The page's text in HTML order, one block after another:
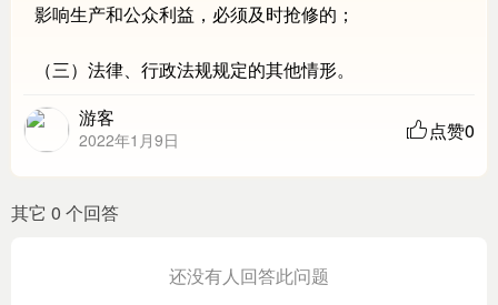
影响生产和公众利益，必须及时抢修的；
（三）法律、行政法规规定的其他情形。
游客
2022年1月9日 点赞0
其它 0 个回答
还没有人回答此问题